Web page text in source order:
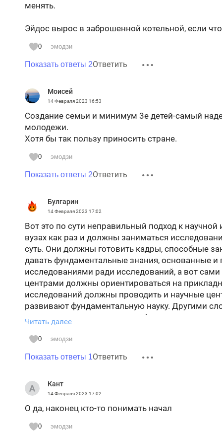
менять.
Эйдос вырос в заброшенной котельной, если
0 эмодзи
Показать ответы 2Ответить
Моисей
14 Февраля 2023 16:53
Создание семьи и минимум 3е детей-самый
молодежи.
Хотя бы так пользу приносить стране.
0 эмодзи
Показать ответы 2Ответить
Булгарин
14 Февраля 2023 17:02
Вот это по сути неправильный подход к научной
вузах как раз и должны заниматься
суть. Они должны готовить кадры, способные
давать фундаментальные знания, основанные и
исследованиями ради исследований, а вот
центрами должны ориентироваться на
исследований должны проводить и научные
развивают фундаментальную науку. Другими
научные центры занимаются
а есть отсебятина и изобретение велосипедов.
которые работают при корпорациях, как раз и
Читать далее
0 эмодзи
Показать ответы 1Ответить
Кант
14 Февраля 2023 17:02
О да, наконец кто-то понимать начал
0 эмодзи